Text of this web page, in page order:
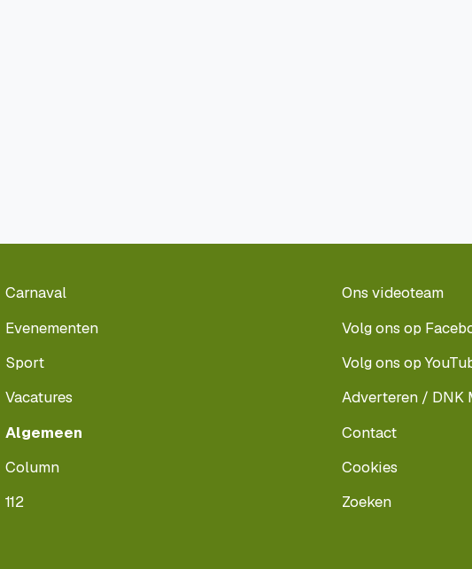
Carnaval
Evenementen
Sport
Vacatures
Algemeen
Column
112
Ons videoteam
Volg ons op
Volg ons op
Adverteren / DNK
Contact
Cookies
Zoeken